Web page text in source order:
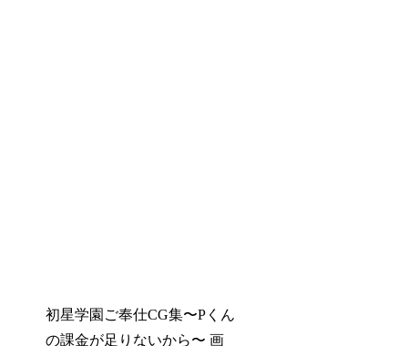
初星学園ご奉仕CG集〜Pくん
の課金が足りないから〜 画